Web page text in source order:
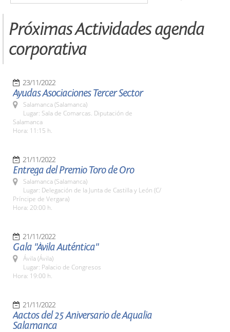
Próximas Actividades agenda
corporativa
23/11/2022
Ayudas Asociaciones Tercer Sector
Salamanca (Salamanca)
Lugar: Sala de Comarcas. Diputación de
Salamanca
Hora: 11:15 h.
21/11/2022
Entrega del Premio Toro de Oro
Salamanca (Salamanca)
Lugar: Delegación de la Junta de Castilla y León (C/
Príncipe de Vergara)
Hora: 20:00 h.
21/11/2022
Gala "Ávila Auténtica"
Ávila (Ávila)
Lugar: Palacio de Congresos
Hora: 19:00 h.
21/11/2022
Aactos del 25 Aniversario de Aqualia
Salamanca